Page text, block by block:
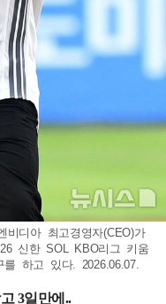
디아 최고경영자(CEO)가
신한 SOL KBO리그 키움
하고 있다. 2026.06.07.